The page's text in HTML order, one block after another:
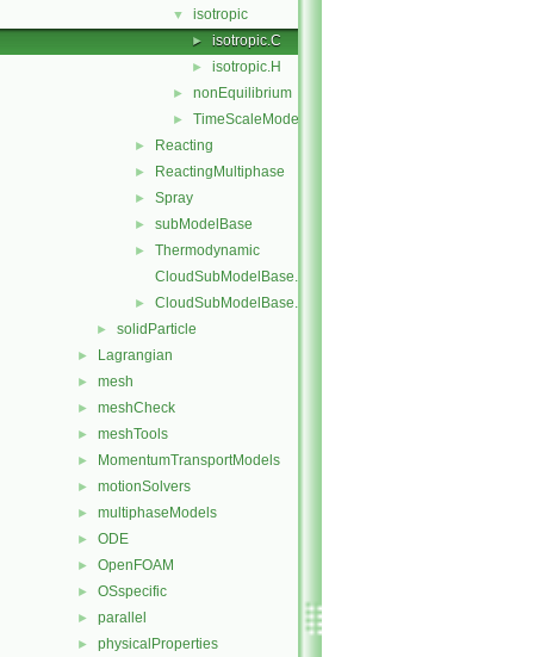
▼ isotropic
► isotropic.C
► isotropic.H
► nonEquilibrium
► TimeScaleModel
► Reacting
► ReactingMultiphase
► Spray
► subModelBase
►
Thermodynamic
CloudSubModelBase.C
► CloudSubModelBase.H
► solidParticle
► Lagrangian
► mesh
► meshCheck
► meshTools
► MomentumTransportModels
► motionSolvers
► multiphaseModels
► ODE
► OpenFOAM
► OSspecific
► parallel
► physicalProperties